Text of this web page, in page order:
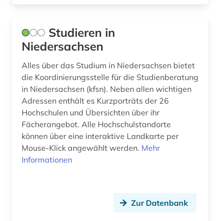
evangelisch-lutherische kirche in bayern (1)
evangelisch-lutherische landeskirche
mecklenburgs (1)
evangelische geistliche (1)
evangelische kirche (1)
Studieren in
Niedersachsen
Alles über das Studium in Niedersachsen bietet
die Koordinierungsstelle für die Studienberatung
in Niedersachsen (kfsn). Neben allen wichtigen
Adressen enthält es Kurzporträts der 26
Hochschulen und Übersichten über ihr
Fächerangebot. Alle Hochschulstandorte
können über eine interaktive Landkarte per
Mouse-Klick angewählt werden. Mehr
Informationen
Zur Datenbank